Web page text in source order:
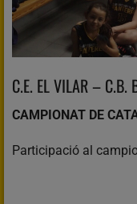
C.E. EL VILAR – C.B.
CAMPIONAT DE
Participació al